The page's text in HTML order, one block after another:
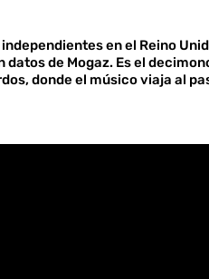
en el Reino
de Mogaz. Es el
donde el músico viaja al